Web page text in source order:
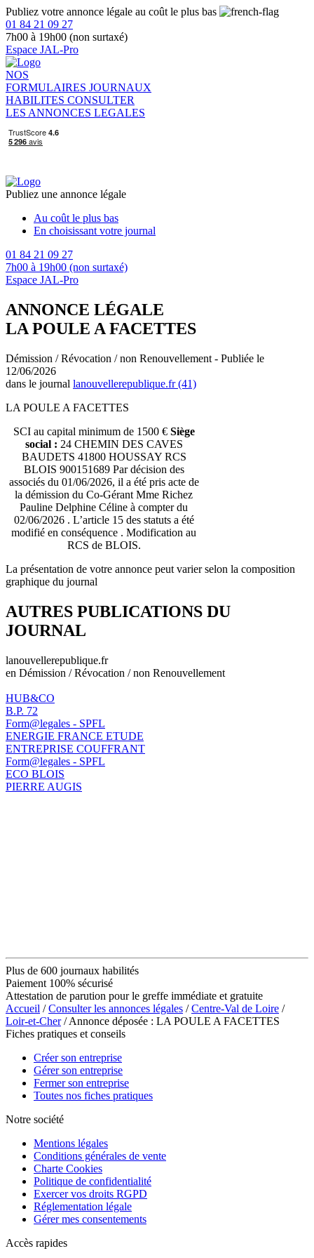
Publiez votre annonce légale au coût le plus bas
01 84 21 09 27
7h00 à 19h00 (non surtaxé)
Espace JAL-Pro
NOS
FORMULAIRES JOURNAUX
HABILITES CONSULTER
LES ANNONCES LEGALES
Publiez une annonce légale
Au coût le plus bas
En choisissant votre journal
01 84 21 09 27
7h00 à 19h00 (non surtaxé)
Espace JAL-Pro
ANNONCE LÉGALE
LA POULE A FACETTES
Démission / Révocation / non Renouvellement - Publiée le
12/06/2026
dans le journal lanouvellerepublique.fr (41)
LA POULE A FACETTES
SCI au capital minimum de 1500 € Siège
social : 24 CHEMIN DES CAVES
BAUDETS 41800 HOUSSAY RCS
BLOIS 900151689 Par décision des
associés du 01/06/2026, il a été pris acte de
la démission du Co-Gérant Mme Richez
Pauline Delphine Céline à compter du
02/06/2026 . L’article 15 des statuts a été
modifié en conséquence . Modification au
RCS de BLOIS.
La présentation de votre annonce peut varier selon la composition
graphique du journal
AUTRES PUBLICATIONS DU
JOURNAL
lanouvellerepublique.fr
en Démission / Révocation / non Renouvellement
HUB&CO
B.P. 72
Form@legales - SPFL
ENERGIE FRANCE ETUDE
ENTREPRISE COUFFRANT
Form@legales - SPFL
ECO BLOIS
PIERRE AUGIS
Plus de 600 journaux habilités
Paiement 100% sécurisé
Attestation de parution pour le greffe immédiate et gratuite
Accueil /Consulter les annonces légales /Centre-Val de Loire /
Loir-et-Cher/ Annonce déposée : LA POULE A FACETTES
Fiches pratiques et conseils
Créer son entreprise
Gérer son entreprise
Fermer son entreprise
Toutes nos fiches pratiques
Notre société
Mentions légales
Conditions générales de vente
Charte Cookies
Politique de confidentialité
Exercer vos droits RGPD
Réglementation légale
Gérer mes consentements
Accès rapides